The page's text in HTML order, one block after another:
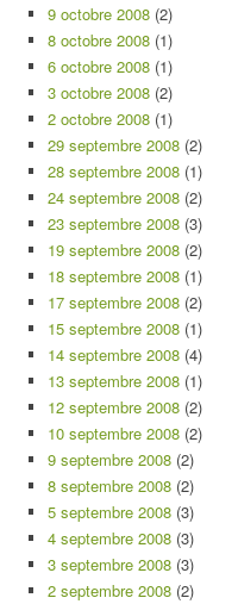
9 octobre 2008 (2)
8 octobre 2008 (1)
6 octobre 2008 (1)
3 octobre 2008 (2)
2 octobre 2008 (1)
29 septembre 2008 (2)
28 septembre 2008 (1)
24 septembre 2008 (2)
23 septembre 2008 (3)
19 septembre 2008 (2)
18 septembre 2008 (1)
17 septembre 2008 (2)
15 septembre 2008 (1)
14 septembre 2008 (4)
13 septembre 2008 (1)
12 septembre 2008 (2)
10 septembre 2008 (2)
9 septembre 2008 (2)
8 septembre 2008 (2)
5 septembre 2008 (3)
4 septembre 2008 (3)
3 septembre 2008 (3)
2 septembre 2008 (2)